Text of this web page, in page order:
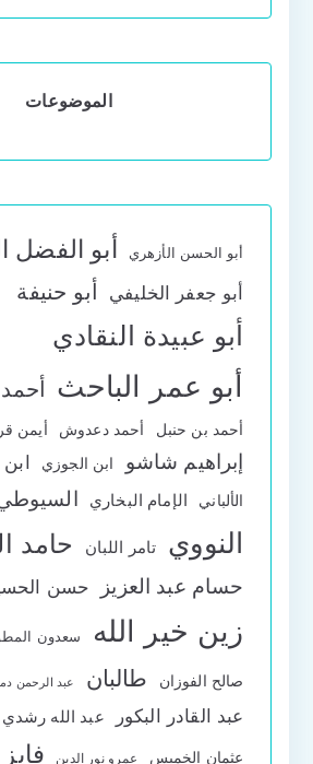
الموضوعات
أبو الحسن الأزهري أبو الفضل
أبو جعفر الخليفي أبو حنيفة
أبو عبيدة النقادي
أبو عمر الباحث
أحمد بن حنبل أحمد دعدوش أيمن
إبراهيم شاشو ابن الجوزي ابن
الألباني الإمام البخاري
النووي تامر اللبان حامد
حسام عبد العزيز حسن
زين خير الله سعدون
صالح الفوزان طالبان عبد الرحمن
عبد القادر البكور عبد الله رشدي
عثمان الخميس عمرو نور الدين